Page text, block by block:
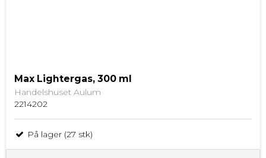
Max Lightergas, 300 ml
Handelshuset Aulum
2214202
På lager (27 stk)